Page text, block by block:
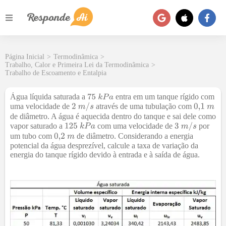
Página Inicial > Termodinâmica >
Trabalho, Calor e Primeira Lei da Termodinâmica >
Trabalho de Escoamento e Entalpia
Água líquida saturada a
entra em um tanque rígido com
uma velocidade de
através de uma tubulação com
de diâmetro. A água é aquecida dentro do tanque e sai dele como
vapor saturado a
com uma velocidade de
por
um tubo com
de diâmetro. Considerando a energia
potencial da água desprezível, calcule a taxa de variação da
energia do tanque rígido devido à entrada e à saída de água.